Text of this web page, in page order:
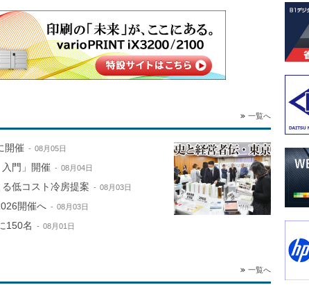
一覧へ
開催 08月05日
門」開催 08月04日
低コスト冷房提案 08月03日
開催へ 08月03日
150名 08月01日
一覧へ